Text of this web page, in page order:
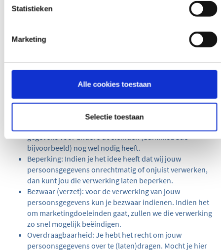
Statistieken
Marketing
Alle cookies toestaan
Selectie toestaan
Rechten van betrokkenen
rechten gebruik te maken kunt je contact met ons opnemen
viaprivacy@sogelink.nl
Informatie en inzage: Je kunt inzien welke
persoonsgegevens we van jou verwerken.
Rectificatie: Heb je het idee dat wij over verkeerde
Dan passen wij het aan.
Vergetelheid: Je kan de gegevens die wij van jou hebben
gegevens voor andere doeleinden (administratie
bijvoorbeeld) nog wel nodig heeft.
Beperking: Indien je het idee heeft dat wij jouw
persoonsgegevens onrechtmatig of onjuist verwerken,
dan kunt jou die verwerking laten beperken.
Bezwaar (verzet): voor de verwerking van jouw
persoonsgegevens kun je bezwaar indienen. Indien het
om marketingdoeleinden gaat, zullen we die verwerking
zo snel mogelijk beëindigen.
Overdraagbaarheid: Je hebt het recht om jouw
persoonsgegevens over te (laten)dragen. Mocht je hier